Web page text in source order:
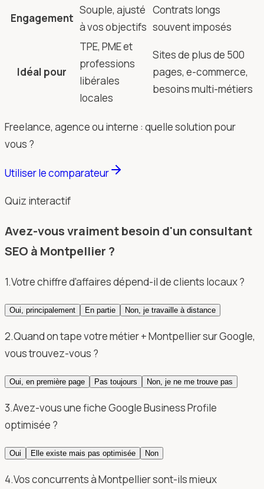
Engagement
Souple, ajusté
à vos objectifs
Contrats longs
souvent imposés
Idéal pour
TPE, PME et
professions
libérales
locales
Sites de plus de 500
pages, e-commerce,
besoins multi-métiers
Freelance, agence ou interne : quelle solution pour
vous ?
Utiliser le comparateur
Quiz interactif
Avez-vous vraiment besoin d'un consultant
SEO à Montpellier ?
1.Votre chiffre d'affaires dépend-il de clients locaux ?
Oui, principalement En partie Non, je travaille à distance
2.Quand on tape votre métier + Montpellier sur Google,
vous trouvez-vous ?
Oui, en première page Pas toujours Non, je ne me trouve pas
3.Avez-vous une fiche Google Business Profile
optimisée ?
Oui Elle existe mais pas optimisée Non
4.Vos concurrents à Montpellier sont-ils mieux